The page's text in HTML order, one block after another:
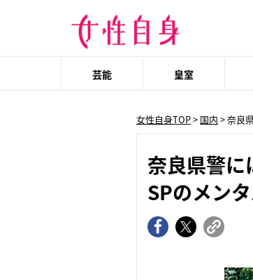
芸能 皇室
女性自身TOP> 国内 > 奈良
奈良県警
SPのメン